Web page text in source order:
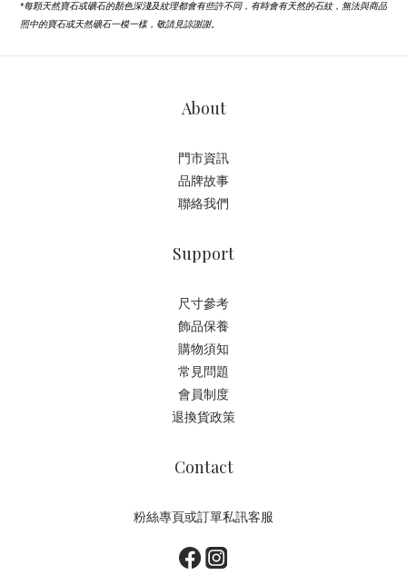
*每顆天然寶石或礦石的顏色深淺及紋理都會有些許不同，有時會有天然的石紋，無法與商品
照中的寶石或天然礦石一模一樣，敬請見諒謝謝。
About
門市資訊
品牌故事
聯絡我們
Support
尺寸參考
飾品保養
購物須知
常見問題
會員制度
退換貨政策
Contact
粉絲專頁或訂單私訊客服